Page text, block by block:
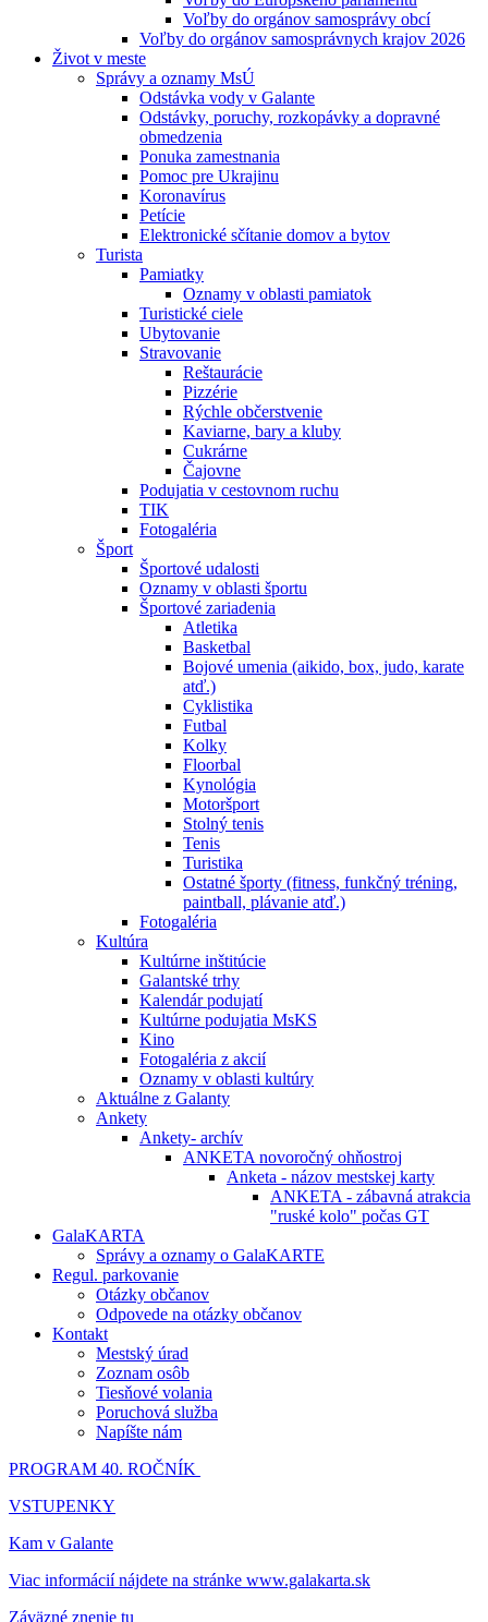
Voľby do orgánov samosprávy obcí
Voľby do orgánov samosprávnych krajov 2026
Život v meste
Správy a oznamy MsÚ
Odstávka vody v Galante
Odstávky, poruchy, rozkopávky a dopravné
obmedzenia
Ponuka zamestnania
Pomoc pre Ukrajinu
Koronavírus
Petície
Elektronické sčítanie domov a bytov
Turista
Pamiatky
Oznamy v oblasti pamiatok
Turistické ciele
Ubytovanie
Stravovanie
Reštaurácie
Pizzérie
Rýchle občerstvenie
Kaviarne, bary a kluby
Cukrárne
Čajovne
Podujatia v cestovnom ruchu
TIK
Fotogaléria
Šport
Športové udalosti
Oznamy v oblasti športu
Športové zariadenia
Atletika
Basketbal
Bojové umenia (aikido, box, judo, karate
atď.)
Cyklistika
Futbal
Kolky
Floorbal
Kynológia
Motoršport
Stolný tenis
Tenis
Turistika
Ostatné športy (fitness, funkčný tréning,
paintball, plávanie atď.)
Fotogaléria
Kultúra
Kultúrne inštitúcie
Galantské trhy
Kalendár podujatí
Kultúrne podujatia MsKS
Kino
Fotogaléria z akcií
Oznamy v oblasti kultúry
Aktuálne z Galanty
Ankety
Ankety- archív
ANKETA novoročný ohňostroj
Anketa - názov mestskej karty
ANKETA - zábavná atrakcia
"ruské kolo" počas GT
GalaKARTA
Správy a oznamy o GalaKARTE
Regul. parkovanie
Otázky občanov
Odpovede na otázky občanov
Kontakt
Mestský úrad
Zoznam osôb
Tiesňové volania
Poruchová služba
Napíšte nám
PROGRAM 40. ROČNÍK
VSTUPENKY
Kam v Galante
Viac informácií nájdete na stránke www.galakarta.sk
Záväzné znenie tu